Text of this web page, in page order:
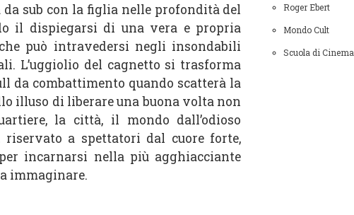
da sub con la figlia nelle profondità del
il dispiegarsi di una vera e propria
può intravedersi negli insondabili
L’uggiolio del cagnetto si trasforma
da combattimento quando scatterà la
illuso di liberare una buona volta non
la città, il mondo dall’odioso
a spettatori dal cuore forte,
incarnarsi nella più agghiacciante
immaginare.
Roger Ebert
Mondo Cult
Scuola di Cinema